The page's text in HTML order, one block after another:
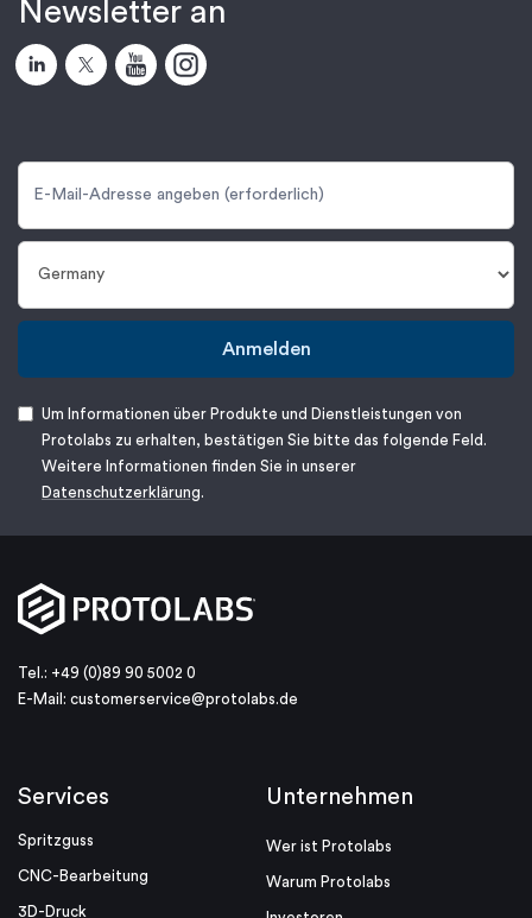
Newsletter an
Anmelden
Um Informationen über Produkte und Dienstleistungen von
Protolabs zu erhalten, bestätigen Sie bitte das folgende Feld.
Weitere Informationen finden Sie in unserer
Datenschutzerklärung.
Tel.: +49 (0)89 90 5002 0
E-Mail: customerservice@protolabs.de
Services
Spritzguss
CNC-Bearbeitung
3D-Druck
Unternehmen
Wer ist Protolabs
Warum Protolabs